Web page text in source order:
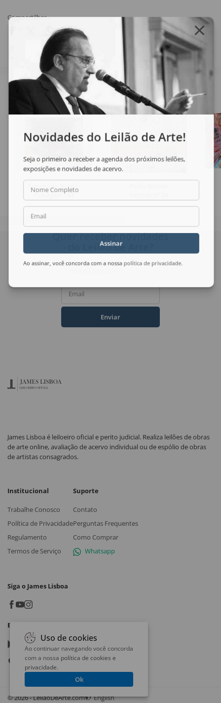
Compartilhar
Veja também
Ermelindo Nardin
Paisagem 184
Novidades do Leilão de Arte!
Seja o primeiro a receber a agenda dos próximos leilões,
exposições e novidades de acervo.
Nome Completo
Email
Assinar
Ao assinar, você concorda com a nossa política de privacidade.
Quer receber novidades
do Leilão de Arte?
Email
Enviar
James Lisboa é leiloeiro oficial e perito judicial. Realiza leilões de obras
de arte online, avaliação de acervo individual ou de espólio de obras
de artistas consagrados.
Institucional
Trabalhe Conosco
Política de Privacidade
Regulamento
Termos de Serviço
Suporte
Contato
Perguntas Frequentes
Como Comprar
Whatsapp
Siga o James Lisboa
Baixe o App
Google play
App store
© 2026 - LeilaoDeArte.com English
Uso de cookies
Ao continuar navegando você concorda
com a nossa política de cookies e
privacidade.
Ok